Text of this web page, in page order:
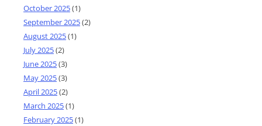
October 2025(1)
September 2025(2)
August 2025(1)
July 2025(2)
June 2025(3)
May 2025(3)
April 2025(2)
March 2025(1)
February 2025(1)